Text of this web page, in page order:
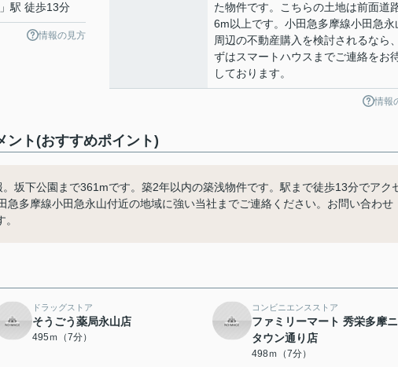
」駅 徒歩13分
情報の見方
た物件です。こちらの土地は前面道
6m以上です。小田急多摩線小田急永
周辺の不動産購入を検討されるなら
ずはスマートハウスまでご連絡をお
しております。
情報
ト(おすすめポイント)
坂下公園まで361mです。築2年以内の築浅物件です。駅まで徒歩13分でアク
急多摩線小田急永山付近の地域に強い当社までご連絡ください。お問い合わせ
ドラッグストア
そうごう薬局永山店
495ｍ（7分）
コンビニエンスストア
ファミリーマート 秀栄多摩
タウン通り店
498ｍ（7分）